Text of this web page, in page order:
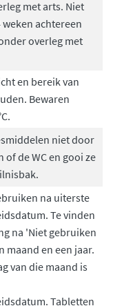
met arts. Niet
weken achtereen
overleg met
en bereik van
Bewaren
niet door
of de WC en gooi ze
na uiterste
Te vinden
na 'Niet gebruiken
maand en een jaar.
van die maand is
Tabletten